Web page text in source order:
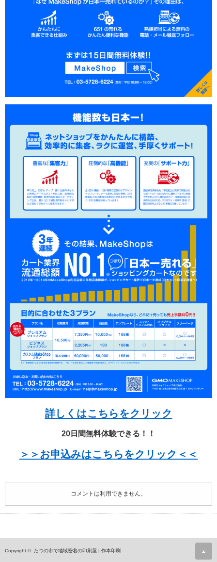
詳しくはこちらをクリック
20日間無料体験できる！！
＞＞お申込みはこちらをクリック＜＜
コメントは利用できません。
Copyright © たつの市で地域密着の印刷屋 | 作本印刷